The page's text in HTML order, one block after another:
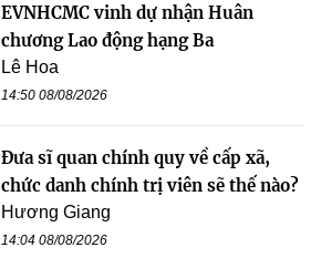
EVNHCMC vinh dự nhận Huân
chương Lao động hạng Ba
Lê Hoa
14:50 08/08/2026
Đưa sĩ quan chính quy về cấp xã,
chức danh chính trị viên sẽ thế nào?
Hương Giang
14:04 08/08/2026